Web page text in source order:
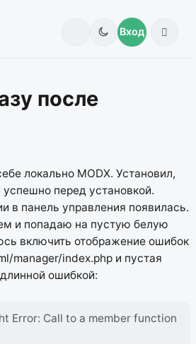
Вход
после
локально MODX. Установил,
перед установкой.
в панель управления появилась.
и попадаю на пустую белую
включить отображение ошибок
manager/index.php и пустая
ошибкой:
Error: Call to a member function